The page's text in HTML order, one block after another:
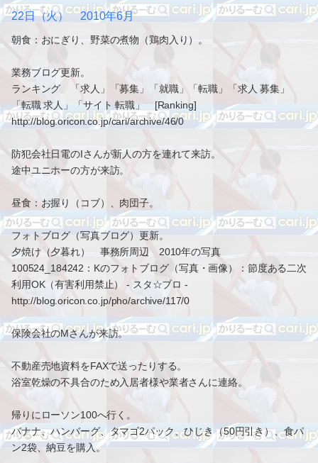
22日（火） 2010年6月
朝食：おにぎり、野菜の煮物（鶏肉入り）。
業務ブログ更新。
ランキング 「求人」「募集」「就職」「転職」「求人 募集」
「転職 求人」「サイト 転職」 [Ranking]
http://blog.oricon.co.jp/cari/archive/46/0
防犯会社日電のIさんが新人の方を連れて来訪。
途中ユニホーの方が来訪。
昼食：お握り（コブ）、肉団子。
フォトブログ（写真ブログ）更新。
夕焼け（夕暮れ） 事務所周辺 2010年の写真
100524_184242：Kのフォトブログ（写真・画像）：節度ある二次
利用OK（有害利用禁止） - スタ☆ブロ -
http://blog.oricon.co.jp/pho/archive/117/0
保険会社のMさんが来訪。
不動産売地資料をFAXで送ったりする。
浴室乾燥の不具合のため入居者様や業者さんに連絡。
帰りにローソン100へ行く。
バナナ、ハンバーグ、タマゴ2パック、ひじき（50円引き）、食パ
ン2袋、納豆を購入。